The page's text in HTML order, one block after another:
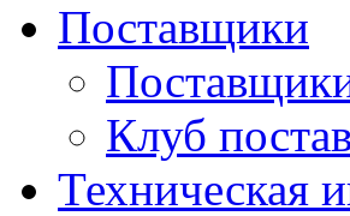
Поставщики
Клуб
Техническая